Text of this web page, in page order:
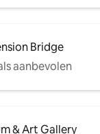
Bridge
aanbevolen
& Art Gallery